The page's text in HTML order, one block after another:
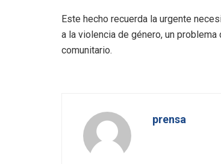
Este hecho recuerda la urgente
a la violencia de género, un
comunitario.
prensa